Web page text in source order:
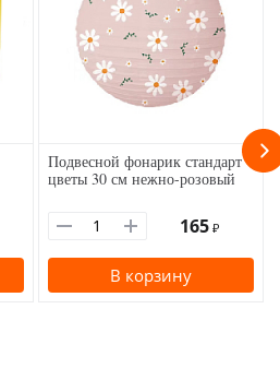
Подвесной фонарик стандарт
цветы 30 см нежно-розовый
165 ₽
В корзину